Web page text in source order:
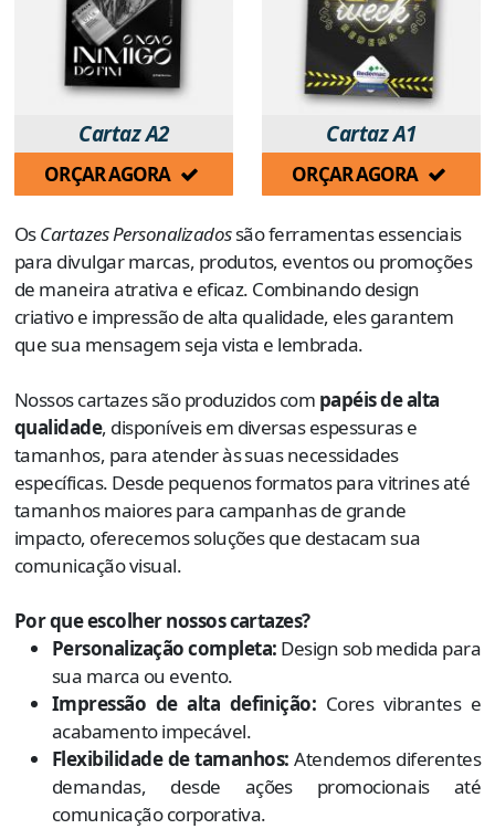
Cartaz A2
ORÇAR AGORA
Cartaz A1
ORÇAR AGORA
OsCartazes Personalizadossão ferramentas essenciais
para divulgar marcas, produtos, eventos ou promoções
de maneira atrativa e eficaz. Combinando design
criativo e impressão de alta qualidade, eles garantem
que sua mensagem seja vista e lembrada.
Nossos cartazes são produzidos com papéis de alta
qualidade, disponíveis em diversas espessuras e
tamanhos, para atender às suas necessidades
específicas. Desde pequenos formatos para vitrines até
tamanhos maiores para campanhas de grande
impacto, oferecemos soluções que destacam sua
comunicação visual.
Por que escolher nossos cartazes?
Personalização completa: Design sob medida para
sua marca ou evento.
Impressão de alta definição: Cores vibrantes e
acabamento impecável.
Flexibilidade de tamanhos: Atendemos diferentes
demandas, desde ações promocionais até
comunicação corporativa.